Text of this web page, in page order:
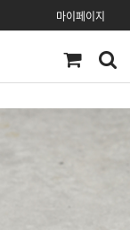
마이페이지